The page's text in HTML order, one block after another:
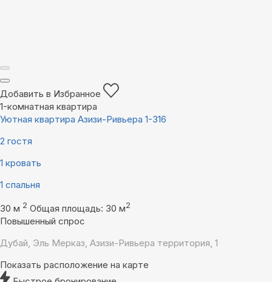
Добавить в Избранное
1-комнатная квартира
Уютная квартира Азизи-Ривьера 1-316
2 гостя
1 кровать
1 спальня
30 м 2 Общая площадь: 30 м2
Повышенный спрос
Дубай, Эль Мерказ, Азизи-Ривьера территория, 1
Показать расположение на карте